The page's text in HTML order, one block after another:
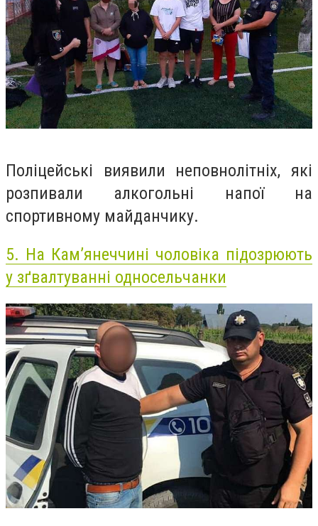
Поліцейські виявили неповнолітніх, які
розпивали алкогольні напої на
спортивному майданчику.
5. На Кам’янеччині чоловіка підозрюють
у зґвалтуванні односельчанки